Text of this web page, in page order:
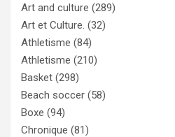
Art and culture (289)
Art et Culture. (32)
Athletisme (84)
Athletisme (210)
Basket (298)
Beach soccer (58)
Boxe (94)
Chronique (81)